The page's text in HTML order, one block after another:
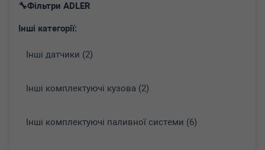
Фільтри ADLER
Інші категорії:
Інші датчики (2)
Інші комплектуючі кузова (2)
Інші комплектуючі паливної системи (6)